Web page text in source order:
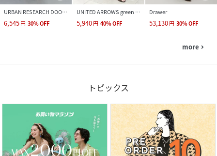
URBAN RESEARCH DOORS
6,545円 30%OFF
UNITED ARROWS green label relaxing
5,940円 40%OFF
Drawer
53,130円 30%OFF
more navigate_next
トピックス